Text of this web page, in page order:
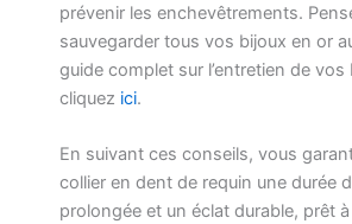
prévenir les enchevêtrements.
sauvegarder tous vos bijoux en or
guide complet sur l’entretien de vos
cliquez ici.
En suivant ces conseils, vous
collier en dent de requin une durée
prolongée et un éclat durable, prêt